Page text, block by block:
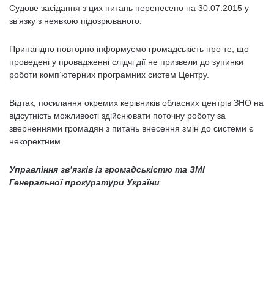
Судове засідання з цих питань перенесено на 30.07.2015 у
зв’язку з неявкою підозрюваного.
Принагідно повторно інформуємо громадськість про те, що
проведені у провадженні слідчі дії не призвели до зупинки
роботи комп’ютерних програмних систем Центру.
Відтак, посилання окремих керівників обласних центрів ЗНО на
відсутність можливості здійснювати поточну роботу за
зверненнями громадян з питань внесення змін до системи є
некоректним.
Управління зв’язків із громадськістю та ЗМІ
Генеральної прокуратури України